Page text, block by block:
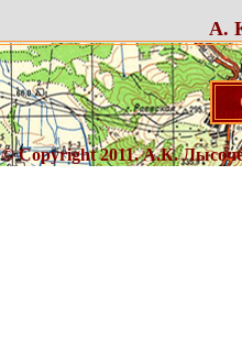
А.
© Copyright 2011. А.К.